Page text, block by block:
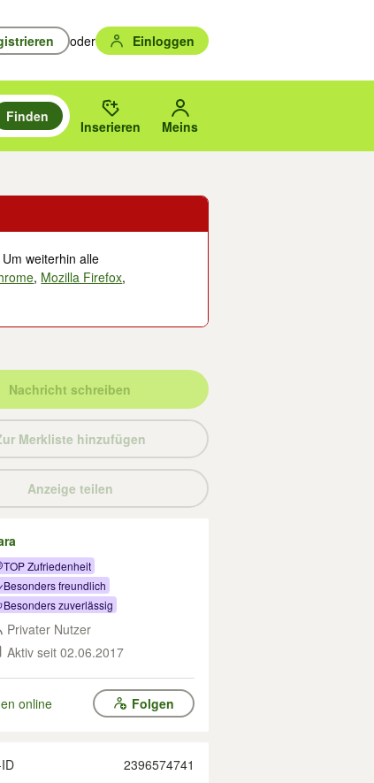
oder Einloggen
und mit Eingabetaste auswählen.
zu suchen, oder Vorschläge mit den Pfeiltasten nach oben/
Orts oder PLZ.
Finden
Inserieren Meins
weiterhin alle
, Mozilla Firefox,
Nachricht schreiben
Merkliste hinzufügen
Anzeige teilen
TOP Zufriedenheit
Besonders freundlich
Besonders zuverlässig
Privater Nutzer
Aktiv seit 02.06.2017
online Folgen
2396574741